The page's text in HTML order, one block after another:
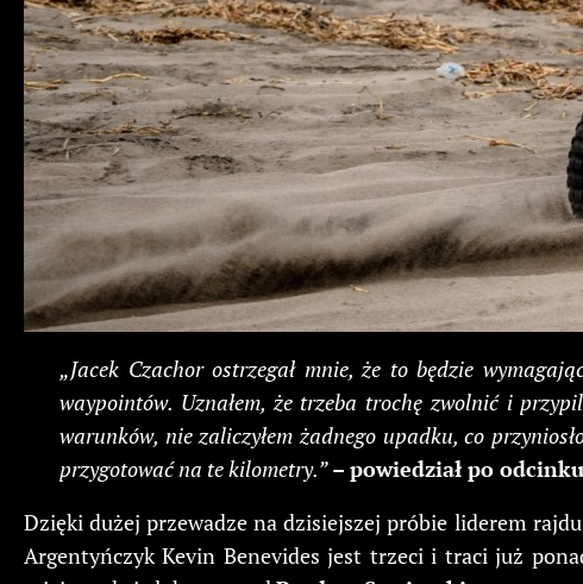
„Jacek Czachor ostrzegał mnie, że to będzie
waypointów. Uznałem, że trzeba trochę zwolnić i
warunków, nie zaliczyłem żadnego upadku, co
przygotować na te kilometry.” – powiedział po
Dzięki dużej przewadze na dzisiejszej próbie liderem
Argentyńczyk Kevin Benevides jest trzeci i traci już